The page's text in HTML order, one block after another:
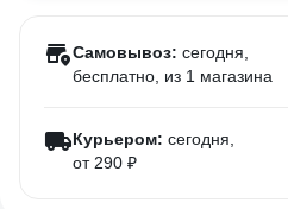
Самовывоз: сегодня,
бесплатно , из 1 магазина
Курьером: сегодня,
от 290 ₽